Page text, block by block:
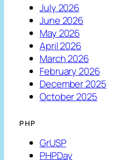
July 2026
June 2026
May 2026
April 2026
March 2026
February 2026
December 2025
October 2025
PHP
GrUSP
PHPDay